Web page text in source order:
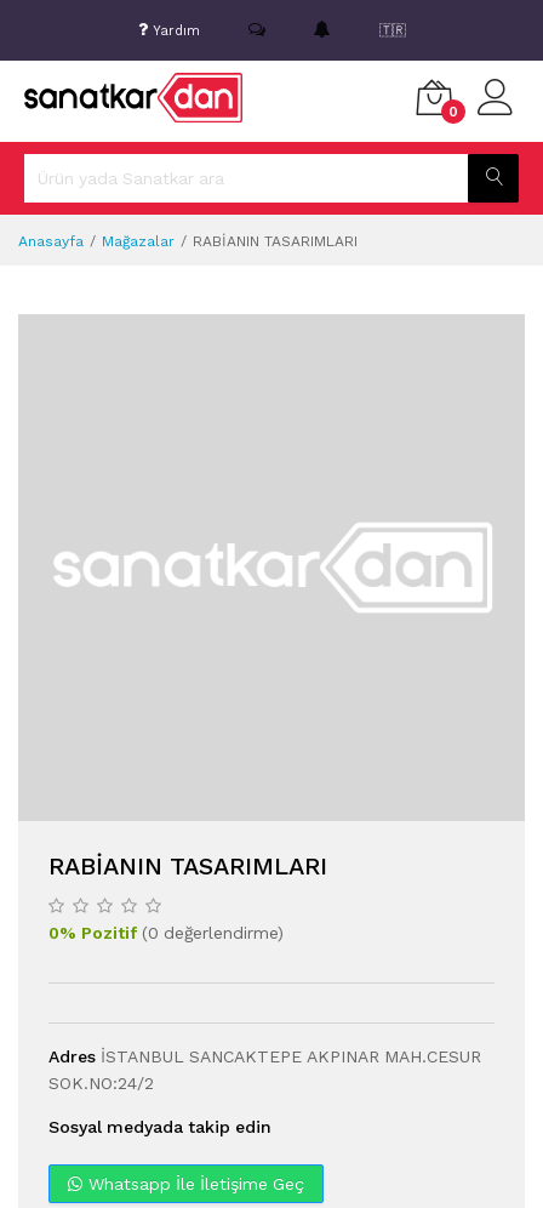
Yardım 🇹🇷
0
Anasayfa Mağazalar RABİANIN TASARIMLARI
RABİANIN TASARIMLARI
0% Pozitif(0 değerlendirme)
Adres İSTANBUL SANCAKTEPE AKPINAR MAH.CESUR
SOK.NO:24/2
Sosyal medyada takip edin
Whatsapp İle İletişime Geç